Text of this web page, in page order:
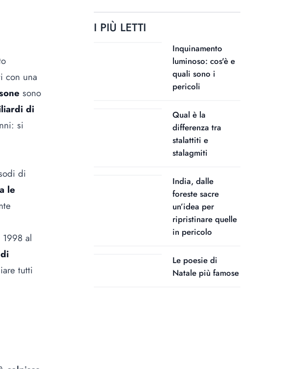
con una
sono
di
si
di
le
al
tutti
I PIÙ LETTI
Inquinamento
luminoso: cos'è e
quali sono i
pericoli
Qual è la
differenza tra
stalattiti e
stalagmiti
India, dalle
foreste sacre
un’idea per
ripristinare quelle
in pericolo
Le poesie di
Natale più famose